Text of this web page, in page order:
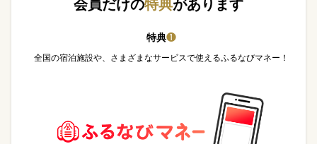
会員だけの特典があります
特典❶
全国の宿泊施設や、さまざまなサービスで使えるふるなびマネー！